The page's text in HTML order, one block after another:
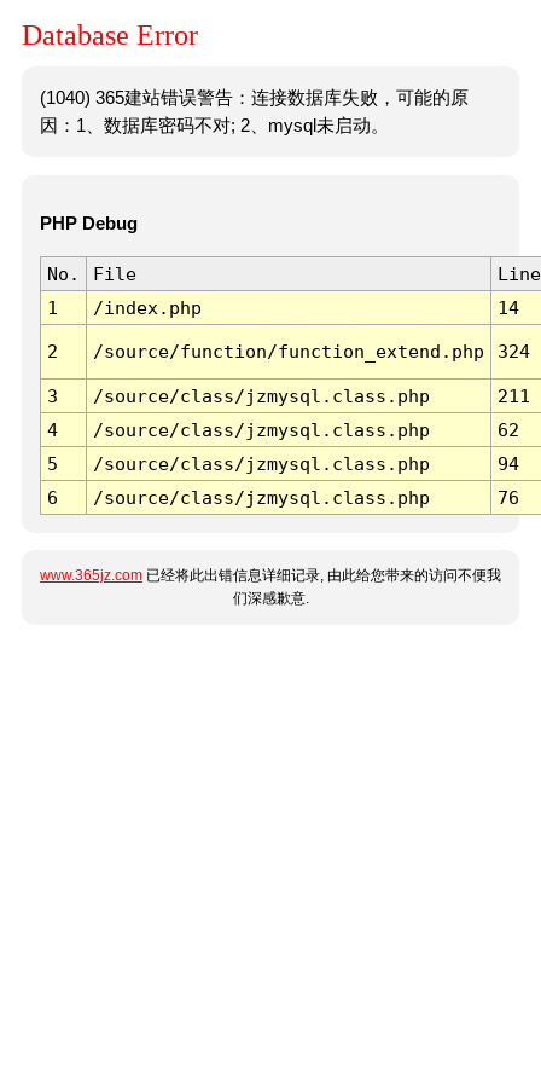
Database Error
(1040) 365建站错误警告：连接数据库失败，可能的原
因：1、数据库密码不对; 2、mysql未启动。
PHP Debug
No. File
Line
1
/index.php 14
2 /source/function/function_extend.php 324
3 /source/class/jzmysql.class.php
211
4
/source/class/jzmysql.class.php
62
5
/source/class/jzmysql.class.php
94
6
/source/class/jzmysql.class.php 76
www.365jz.com 已经将此出错信息详细记录, 由此给您带来的访问不便我
们深感歉意.